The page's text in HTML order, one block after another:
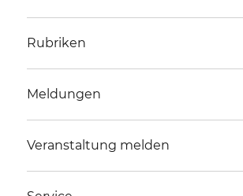
Rubriken
Meldungen
Veranstaltung melden